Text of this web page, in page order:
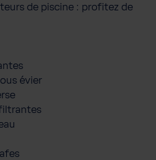
de piscine : profitez de
évier